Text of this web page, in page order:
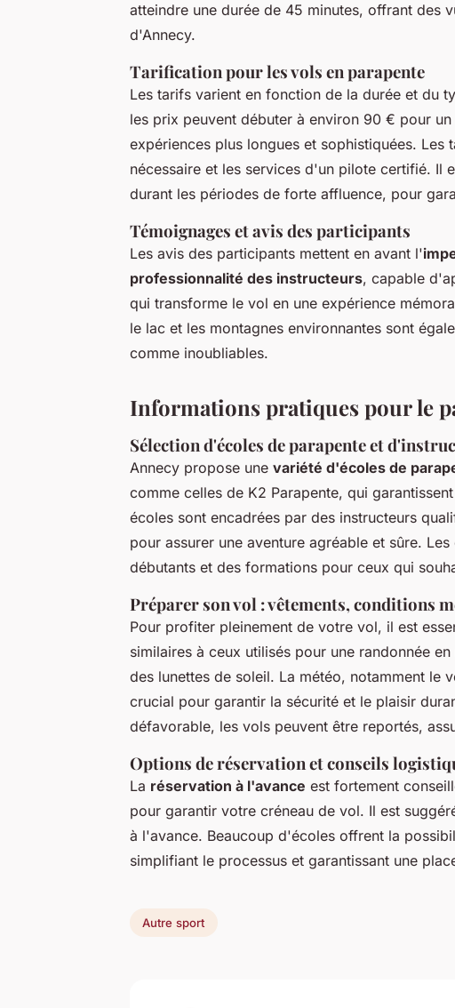
atteindre une durée de 45 minutes, offrant des
d'Annecy.
Tarification pour les vols en parapente
Les tarifs varient en fonction de la durée et du
les prix peuvent débuter à environ 90 € pour
expériences plus longues et sophistiquées.
nécessaire et les services d'un pilote certifié. Il
durant les périodes de forte affluence, pour
Témoignages et avis des participants
Les avis des participants mettent en avant l'
professionnalité des instructeurs, capable
qui transforme le vol en une expérience
le lac et les montagnes environnantes sont
comme inoubliables.
Informations pratiques pour le
Sélection d'écoles de parapente et
Annecy propose une variété d'écoles de
comme celles de K2 Parapente, qui
écoles sont encadrées par des instructeurs
pour assurer une aventure agréable et sûre.
débutants et des formations pour ceux qui
Préparer son vol : vêtements, conditions
Pour profiter pleinement de votre vol, il est
similaires à ceux utilisés pour une randonnée
des lunettes de soleil. La météo, notamment le
crucial pour garantir la sécurité et le plaisir
défavorable, les vols peuvent être reportés,
Options de réservation et conseils
La réservation à l'avance est fortement
pour garantir votre créneau de vol. Il est
à l'avance. Beaucoup d'écoles offrent la
simplifiant le processus et garantissant une
Autre sport